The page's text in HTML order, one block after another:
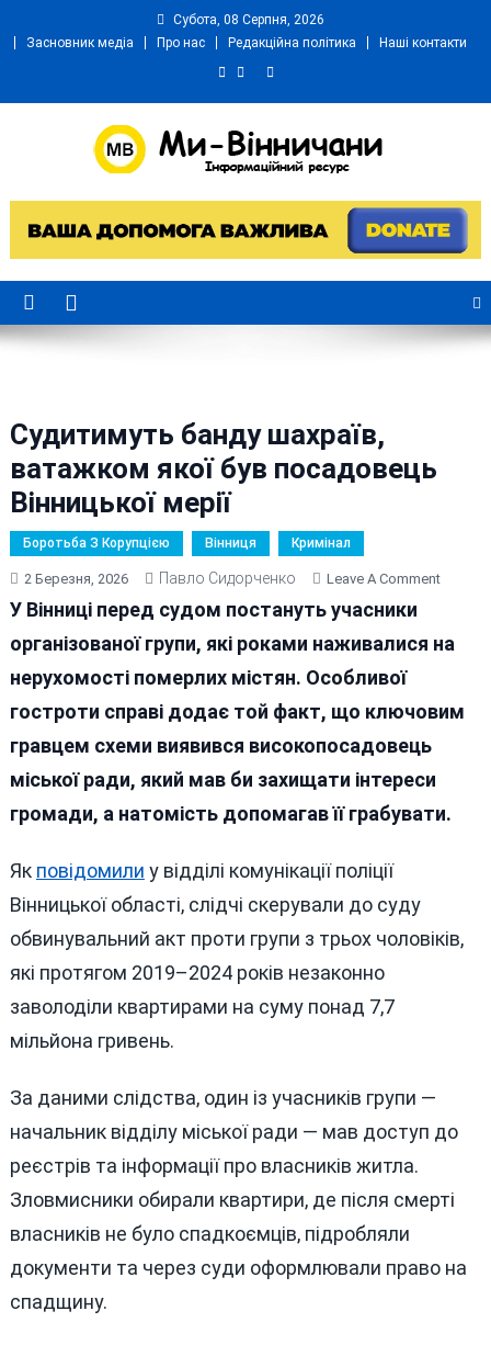
Субота, 08 Серпня, 2026
Засновник медіа
Про нас Редакційна політика Наші контакти
Ми Вінничани
Судитимуть банду шахраїв,
ватажком якої був посадовець
Вінницької мерії
Боротьба З Корупцією Вінниця Кримінал
2 Березня, 2026 Павло Сидорченко Leave A CommentOn
Якої
У Вінниці перед судом постануть учасники
організованої групи, які роками наживалися на
нерухомості померлих містян. Особливої
гостроти справі додає той факт, що ключовим
гравцем схеми виявився високопосадовець
міської ради, який мав би захищати інтереси
громади, а натомість допомагав її грабувати.
Як повідомили у відділі комунікації поліції
Вінницької області, слідчі скерували до суду
обвинувальний акт проти групи з трьох чоловіків,
які протягом 2019–2024 років незаконно
заволоділи квартирами на суму понад 7,7
мільйона гривень.
За даними слідства, один із учасників групи —
начальник відділу міської ради — мав доступ до
реєстрів та інформації про власників житла.
Зловмисники обирали квартири, де після смерті
власників не було спадкоємців, підробляли
документи та через суди оформлювали право на
спадщину.